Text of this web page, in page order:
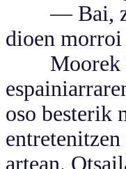
— Bai, zer
dioen morroi
Moorek
oso besterik
artean.